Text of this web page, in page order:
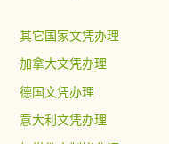
其它国家文凭办理
加拿大文凭办理
德国文凭办理
意大利文凭办理